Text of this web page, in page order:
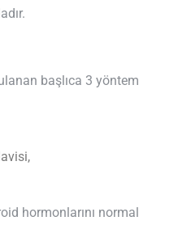
başlıca 3 yöntem
hormonlarını normal